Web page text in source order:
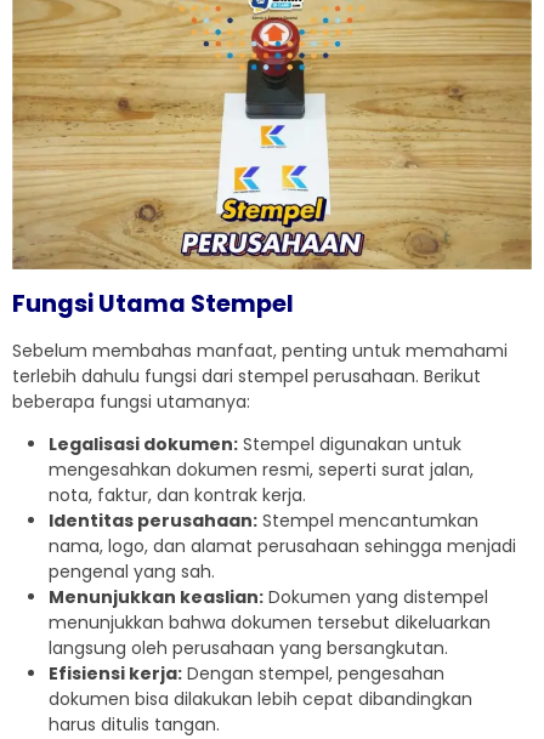
Fungsi Utama Stempel
Sebelum membahas manfaat, penting untuk memahami
terlebih dahulu fungsi dari stempel perusahaan. Berikut
beberapa fungsi utamanya:
Legalisasi dokumen: Stempel digunakan untuk
mengesahkan dokumen resmi, seperti surat jalan,
nota, faktur, dan kontrak kerja.
Identitas perusahaan: Stempel mencantumkan
nama, logo, dan alamat perusahaan sehingga menjadi
pengenal yang sah.
Menunjukkan keaslian: Dokumen yang distempel
menunjukkan bahwa dokumen tersebut dikeluarkan
langsung oleh perusahaan yang bersangkutan.
Efisiensi kerja: Dengan stempel, pengesahan
dokumen bisa dilakukan lebih cepat dibandingkan
harus ditulis tangan.